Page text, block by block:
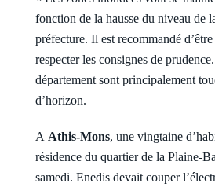
fonction de la hausse du niveau de
préfecture. Il est recommandé
respecter les consignes de
département sont principalement
d’horizon.
A Athis-Mons, une vingtaine
résidence du quartier de la Plaine-
samedi. Enedis devait couper